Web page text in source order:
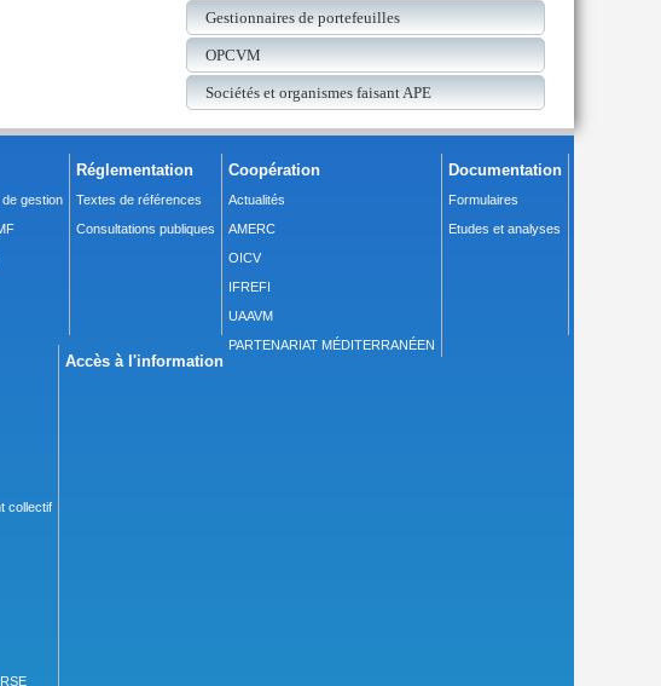
Gestionnaires de portefeuilles
OPCVM
Sociétés et organismes faisant APE
gestion
Réglementation
Textes de références
Consultations publiques
Coopération
Actualités
AMERC
OICV
IFREFI
UAAVM
PARTENARIAT MÉDITERRANÉEN
Documentation
Formulaires
Etudes et analyses
collectif
Accès à l'information